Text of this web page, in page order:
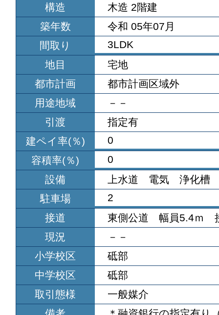
構造
木造 2階建
築年数
令和 05年07月
間取り
3LDK
地目
宅地
都市計画
都市計画区域外
用途地域
－－
引渡
指定有
建ペイ率(％)
0
容積率(％)
0
設備
上水道 電気 浄化槽
駐車場
2
接道
東側公道 幅員5.4ｍ
現況
－－
小学校区
砥部
中学校区
砥部
取引態様
一般媒介